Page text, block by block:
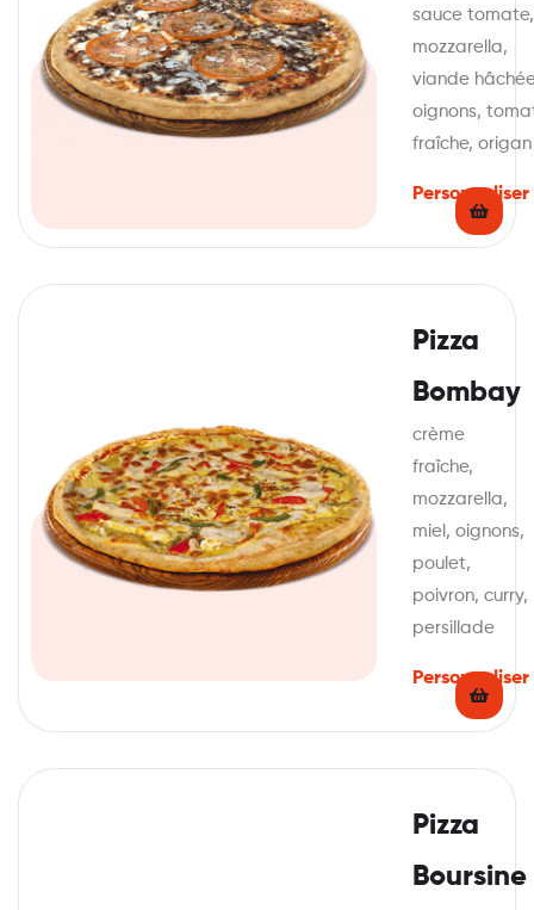
sauce tomate,
mozzarella,
viande
oignons,
fraîche, origan
Personnaliser
Pizza
Bombay
crème
fraîche,
mozzarella,
miel, oignons,
poulet,
poivron, curry,
persillade
Personnaliser
Pizza
Boursine